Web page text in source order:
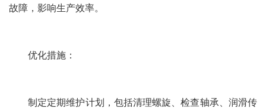
故障，影响生产效率。
优化措施：
制定定期维护计划，包括清理螺旋、检查轴承、润滑传